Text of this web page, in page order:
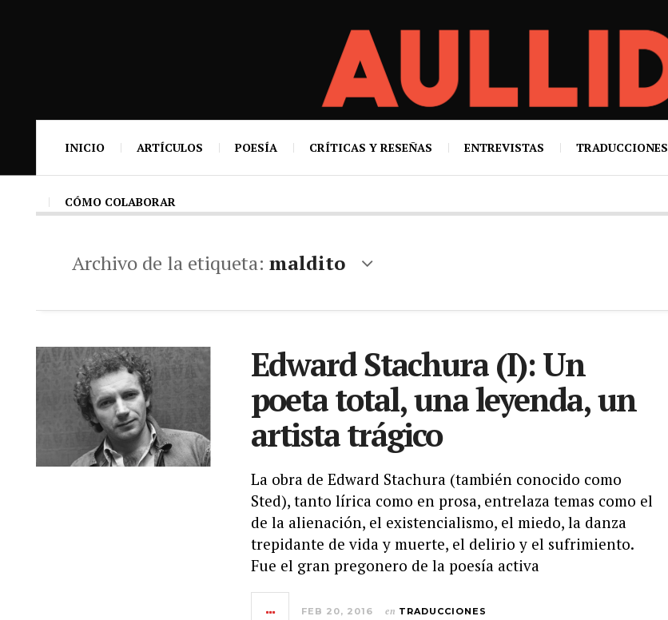
INICIO ARTÍCULOS POESÍA CRÍTICAS Y RESEÑAS ENTREVISTAS TRADUCCIONES
CÓMO COLABORAR
Archivo de la etiqueta: maldito
Edward Stachura (I): Un
poeta total, una leyenda, un
artista trágico
La obra de Edward Stachura (también conocido como
Sted), tanto lírica como en prosa, entrelaza temas como el
de la alienación, el existencialismo, el miedo, la danza
trepidante de vida y muerte, el delirio y el sufrimiento.
Fue el gran pregonero de la poesía activa
FEB 20, 2016 en TRADUCCIONES